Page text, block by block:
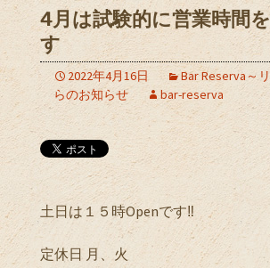
4月は試験的に営業時間
す
2022年4月16日
Bar Reserva～
らのお知らせ
bar-reserva
土日は１５時Openです‼️
定休日 月、火